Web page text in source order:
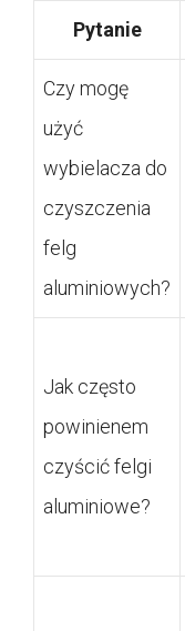
Pytanie
Czy mogę
użyć
wybielacza do
czyszczenia
felg
aluminiowych?
Jak często
powinienem
czyścić felgi
aluminiowe?